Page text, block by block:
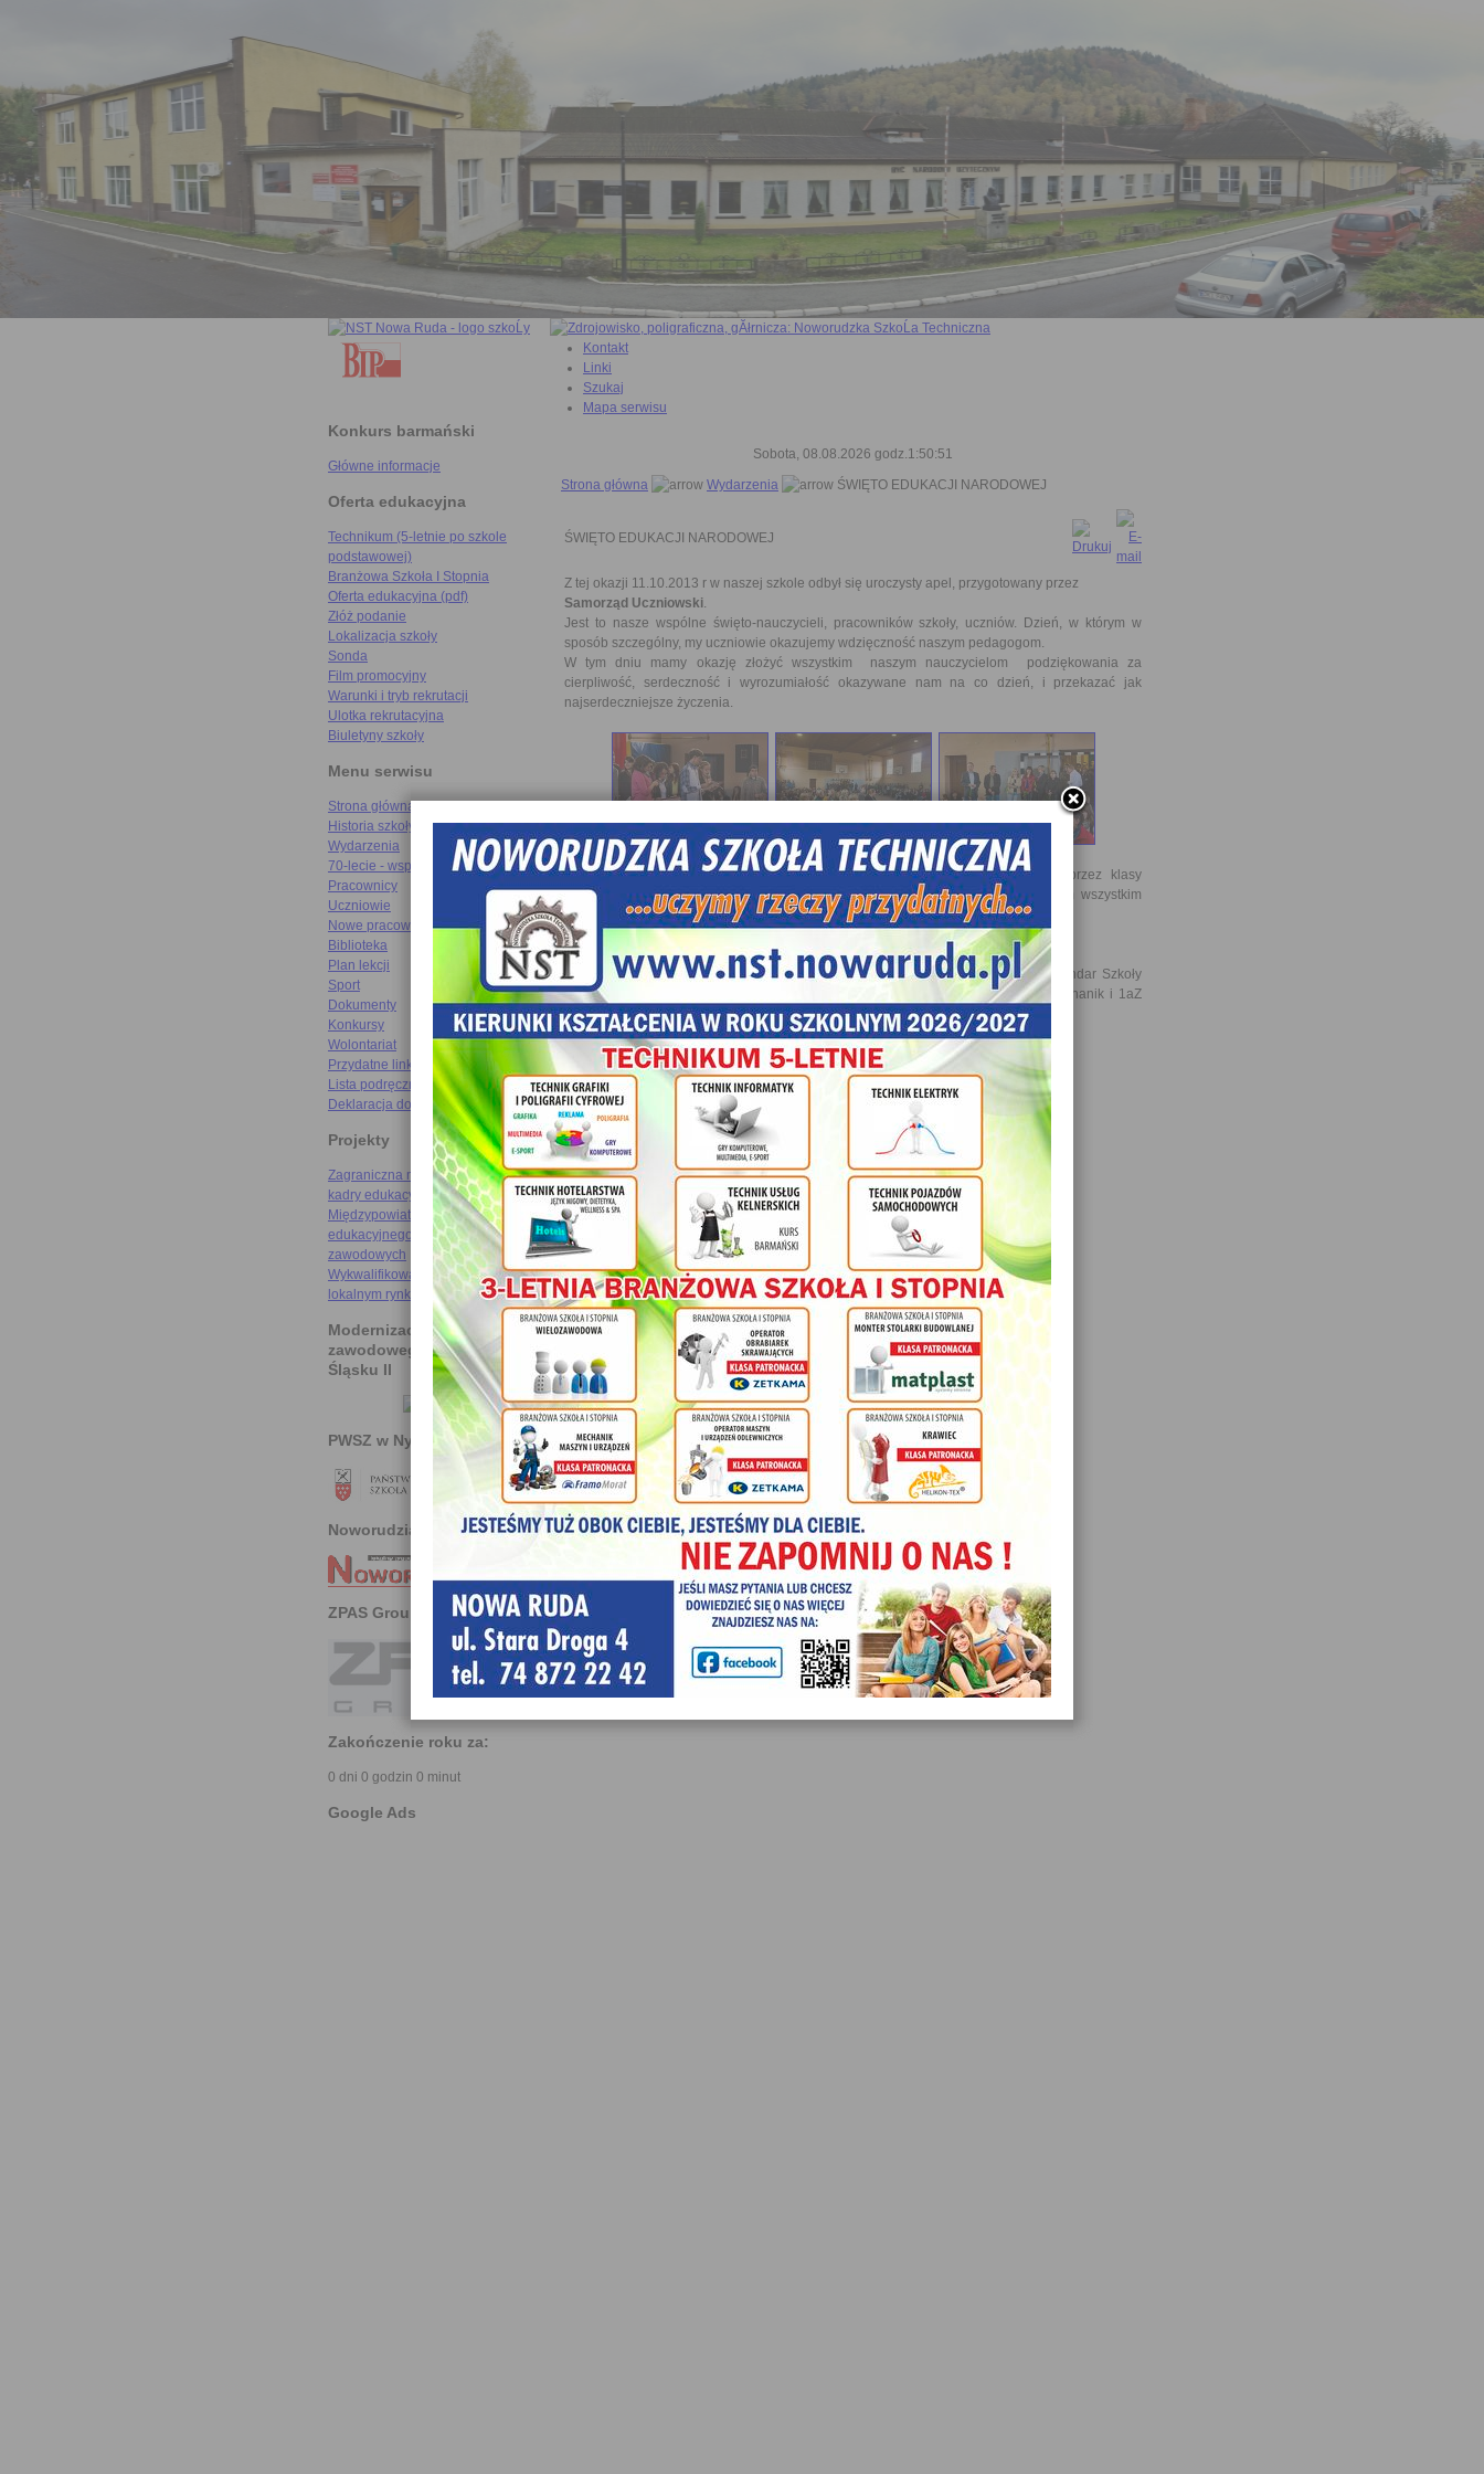
Konkurs barmański
Główne informacje
Oferta edukacyjna
Technikum (5-letnie po szkole
podstawowej)
Branżowa Szkoła I Stopnia
Oferta edukacyjna (pdf)
Złóż podanie
Lokalizacja szkoły
Sonda
Film promocyjny
Warunki i tryb rekrutacji
Ulotka rekrutacyjna
Biuletyny szkoły
Menu serwisu
Strona główna
Historia szkoły
Wydarzenia
70-lecie - wspomnienia
Pracownicy
Uczniowie
Nowe pracownie
Biblioteka
Plan lekcji
Sport
Dokumenty
Konkursy
Wolontariat
Przydatne linki
Lista podręczników
Deklaracja dostępności
Projekty
Zagraniczna mobilność szkolnej
kadry edukacyjnej
Międzypowiatowa droga do
edukacyjnego sukcesu szkół
zawodowych
Wykwalifikowani rzemieślnicy na
lokalnym rynku pracy
Modernizacja kształcenia
zawodowego na Dolnym
Śląsku II
PWSZ w Nysie
Noworudzianin
ZPAS Group
Zakończenie roku za:
0 dni 0 godzin 0 minut
Google Ads
Kontakt
Linki
Szukaj
Mapa serwisu
Sobota, 08.08.2026 godz.1:50:52
Strona główna
Wydarzenia ŚWIĘTO EDUKACJI NARODOWEJ
ŚWIĘTO EDUKACJI NARODOWEJ
Z tej okazji 11.10.2013 r w naszej szkole odbył się uroczysty apel, przygotowany przez
Samorząd Uczniowski.
Jest to nasze wspólne święto-nauczycieli, pracowników szkoły, uczniów. Dzień, w którym w
sposób szczególny, my uczniowie okazujemy wdzięczność naszym pedagogom.
W tym dniu mamy okazję złożyć wszystkim naszym nauczycielom podziękowania za
cierpliwość, serdeczność i wyrozumiałość okazywane nam na co dzień, i przekazać jak
najserdeczniejsze życzenia.
Swoją wdzięczność wyraziliśmy poprzez program artystyczny przygotowany przez klasy
pierwsze i bukiet kwiatów złożony na ręce Dyrekcji naszej szkoły oraz kwiaty naszym wszystkim
,,wyjątkowym nauczycielom”.
ŚLUBOWANIE KLAS PIERWSZYCH
W drugiej części apelu odbyło się uroczyste ślubowanie klas pierwszych na Sztandar Szkoły
oraz prezentacja uczniów klasy: 1aT –informatyk ,1bT- hotelarz, 1cT-elektryk-mechanik i 1aZ
ZSZ- wielozawodowa.